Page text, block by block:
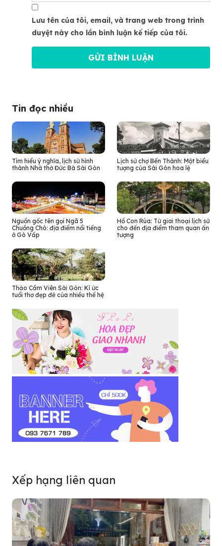
Lưu tên của tôi, email, và trang web trong trình
duyệt này cho lần bình luận kế tiếp của tôi.
Tin đọc nhiều
Tìm hiểu ý nghĩa, lịch sử hình
thành Nhà thờ Đức Bà Sài Gòn
Lịch sử chợ Bến Thành: Một biểu
tượng của Sài Gòn hoa lệ
Nguồn gốc tên gọi Ngã 5
Chuồng Chó: địa điểm nổi tiếng
ở Gò Vấp
Hồ Con Rùa: Từ giai thoại lịch sử
cho đến địa điểm tham quan ấn
tượng
Thảo Cầm Viên Sài Gòn: Kí ức
tuổi thơ đẹp đẽ của nhiều thế hệ
Xếp hạng liên quan